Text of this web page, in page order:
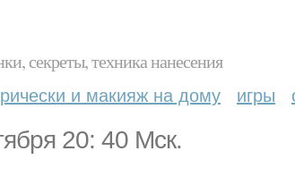
секреты, техника нанесения
и макияж на дому игры
20: 40 Мск.